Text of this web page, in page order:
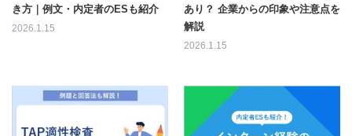
き方｜例文・内定者のESも紹介
2026.1.15
あり？ 企業からの印象や注意点を
解説
2026.1.15